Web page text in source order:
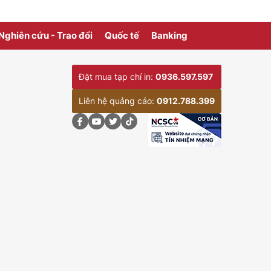
cứu - Trao đổi Quốc tế Banking
Đặt mua tạp chí in: 0936.597.597
Liên hệ quảng cáo: 0912.788.399